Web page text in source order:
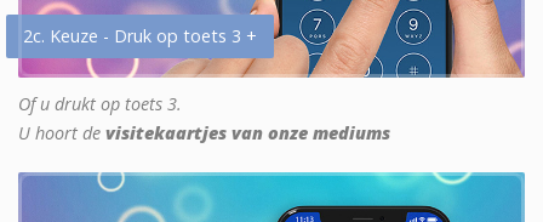
2c. Keuze - Druk op toets 3 +
Of u drukt op toets 3.
U hoort de visitekaartjes van onze mediums